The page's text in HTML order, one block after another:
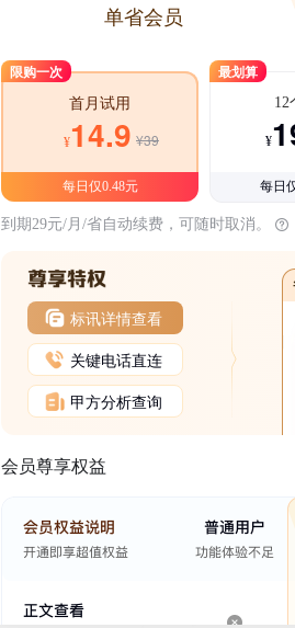
单省会员
限购一次
首月试用
¥14.9 ¥39
每日仅0.48元
最划算
12
¥
每日
到期29元/月/省自动续费，可随时取消。
标讯详情查看
关键电话直连
甲方分析查询
会员尊享权益